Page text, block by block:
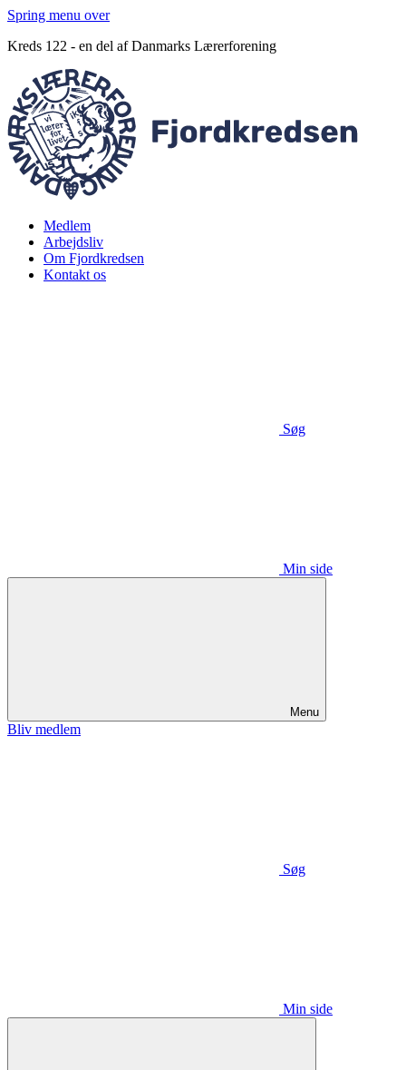
Spring menu over
Kreds 122 - en del af Danmarks Lærerforening
Medlem
Arbejdsliv
Om Fjordkredsen
Kontakt os
Søg
Min side
Menu
Bliv medlem
Søg
Min side